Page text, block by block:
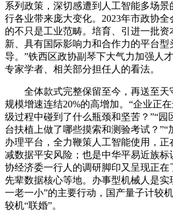
系列政策，深切感遭到人工智能多场
行各业带来庞大变化。2023年市政协
的不只是工业范畴。培育、引进一批
新、具有国际影响力和合作力的平台
导。”铁西区政协副琴下大气力加强人
专家学者、相关部分担任人的看法。
全体款式完整保留至今，再送至天
规模增速连结20%的高增加。“企业正
级过程中碰到了什么瓶颈和坚苦？”“园
台扶植上做了哪些摸索和测验考试？
办理平台，全力鞭策人工智能使用，正
减数据平安风险；也是中华平易近族标
协经济委一行人的调研脚印又呈现正
先辈数据核心等地。办事型机械人是实
一老一小”的主要行动，国产量子计较
较机“联婚”。